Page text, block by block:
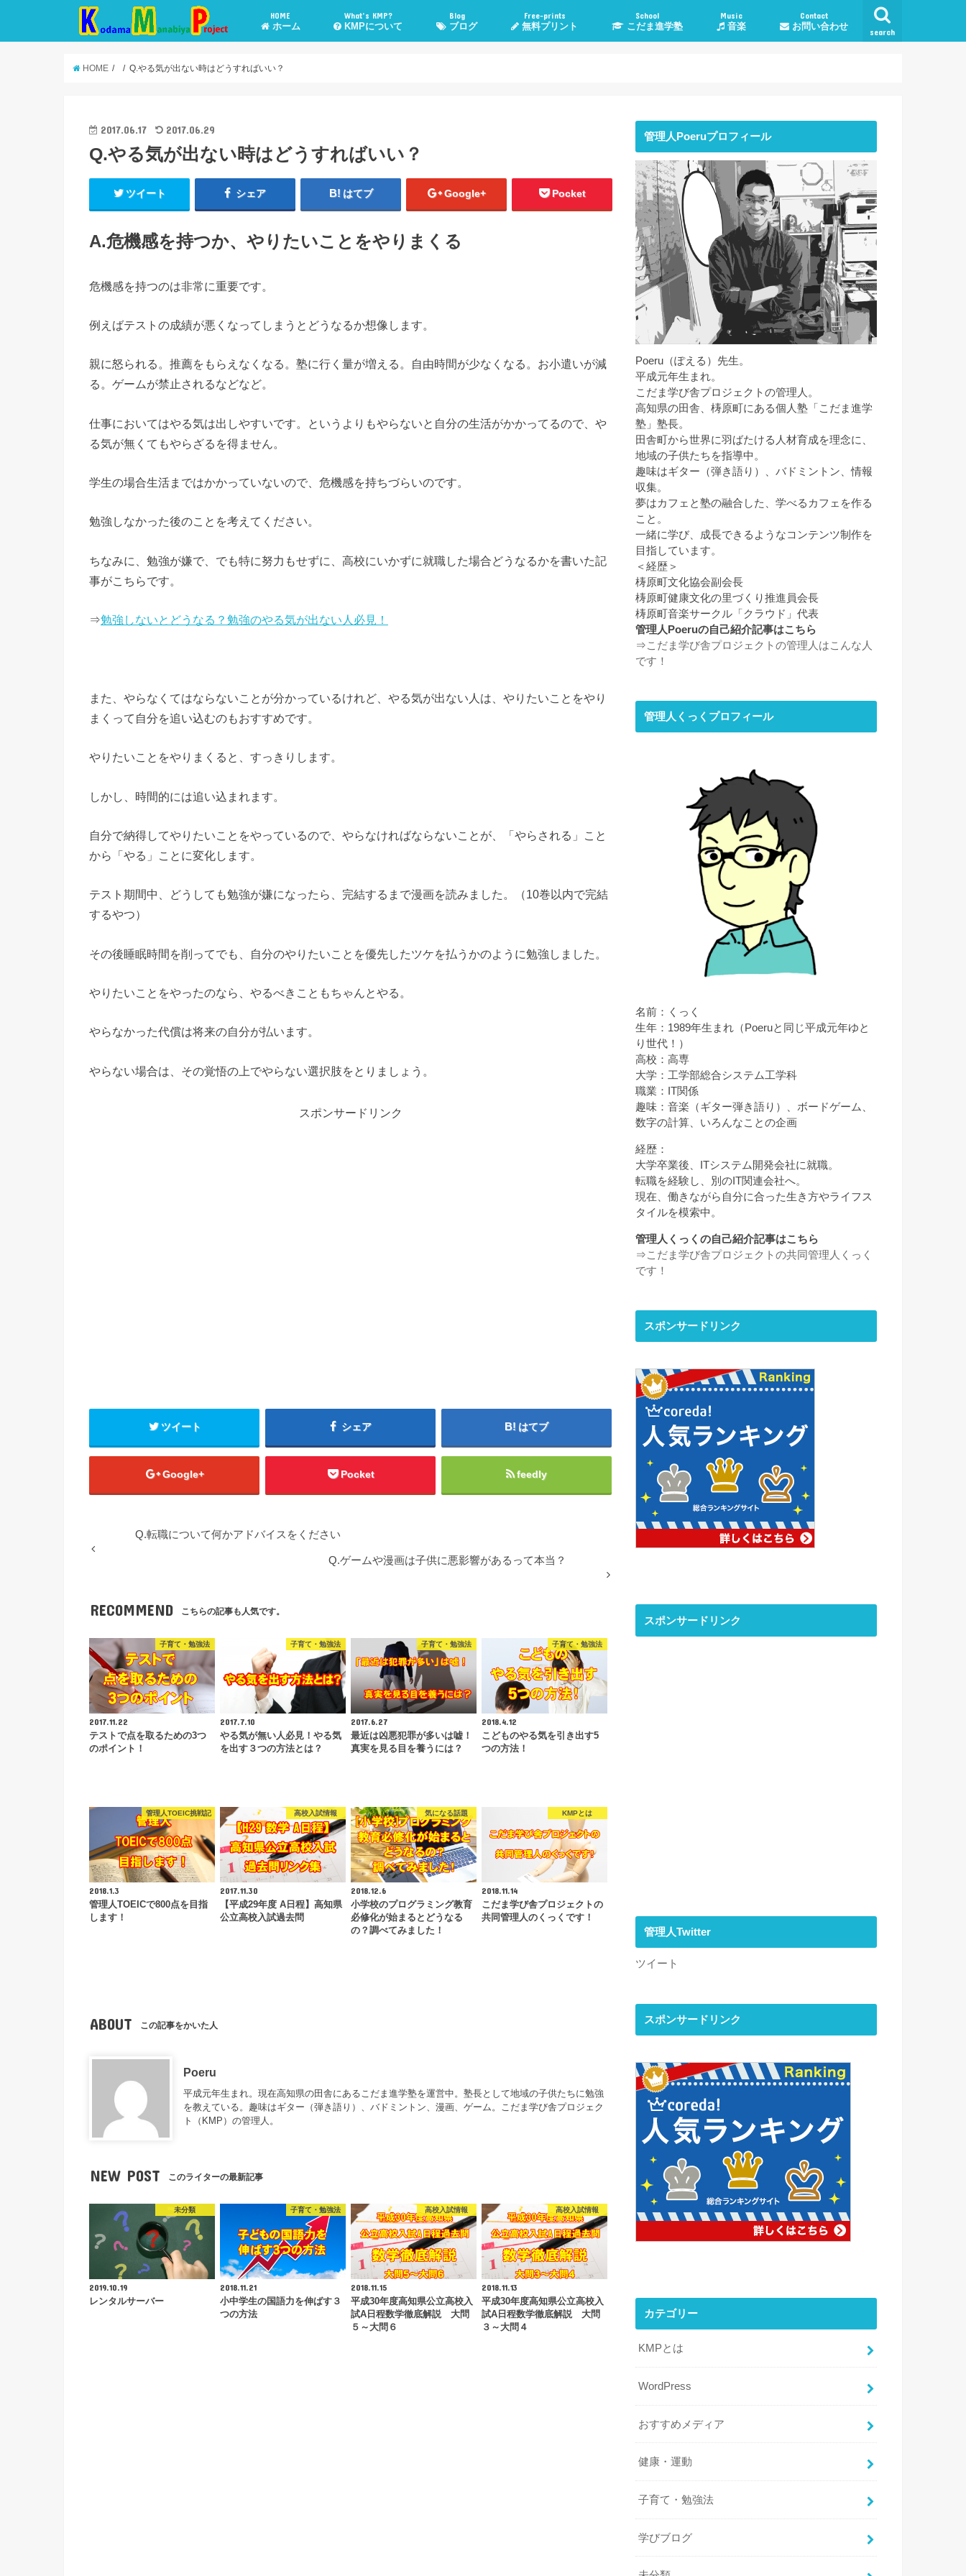
search
HOME
ホーム
What’s KMP?
KMPについて
Blog
ブログ
Free-prints
無料プリント
School
こだま進学塾
Music
音楽
Contact
お問い合わせ
HOME Q.やる気が出ない時はどうすればいい？
2017.06.17 2017.06.29
Q.やる気が出ない時はどうすればいい？
ツイート シェア はてブ Google+ Pocket
A.危機感を持つか、やりたいことをやりまくる
危機感を持つのは非常に重要です。
例えばテストの成績が悪くなってしまうとどうなるか想像します。
親に怒られる。推薦をもらえなくなる。塾に行く量が増える。自由時間が少なくなる。お小遣いが減
る。ゲームが禁止されるなどなど。
仕事においてはやる気は出しやすいです。というよりもやらないと自分の生活がかかってるので、や
る気が無くてもやらざるを得ません。
学生の場合生活まではかかっていないので、危機感を持ちづらいのです。
勉強しなかった後のことを考えてください。
ちなみに、勉強が嫌で、でも特に努力もせずに、高校にいかずに就職した場合どうなるかを書いた記
事がこちらです。
⇒勉強しないとどうなる？勉強のやる気が出ない人必見！
また、やらなくてはならないことが分かっているけれど、やる気が出ない人は、やりたいことをやり
まくって自分を追い込むのもおすすめです。
やりたいことをやりまくると、すっきりします。
しかし、時間的には追い込まれます。
自分で納得してやりたいことをやっているので、やらなければならないことが、「やらされる」こと
から「やる」ことに変化します。
テスト期間中、どうしても勉強が嫌になったら、完結するまで漫画を読みました。（10巻以内で完結
するやつ）
その後睡眠時間を削ってでも、自分のやりたいことを優先したツケを払うかのように勉強しました。
やりたいことをやったのなら、やるべきこともちゃんとやる。
やらなかった代償は将来の自分が払います。
やらない場合は、その覚悟の上でやらない選択肢をとりましょう。
スポンサードリンク
ツイート シェア はてブ
Google+ Pocket feedly
Q.転職について何かアドバイスをください
Q.ゲームや漫画は子供に悪影響があるって本当？
RECOMMEND こちらの記事も人気です。
子育て・勉強法
2017.11.22
テストで点を取るための3つ
のポイント！
子育て・勉強法
2017.7.10
やる気が無い人必見！やる気
を出す３つの方法とは？
子育て・勉強法
2017.6.27
最近は凶悪犯罪が多いは嘘！
真実を見る目を養うには？
子育て・勉強法
2018.4.12
こどものやる気を引き出す5
つの方法！
管理人TOEIC挑戦記
2018.1.3
管理人TOEICで800点を目指
します！
高校入試情報
2017.11.30
【平成29年度 A日程】高知県
公立高校入試過去問
気になる話題
2018.12.6
小学校のプログラミング教育
必修化が始まるとどうなる
の？調べてみました！
KMPとは
2018.11.14
こだま学び舎プロジェクトの
共同管理人のくっくです！
ABOUT この記事をかいた人
Poeru
平成元年生まれ。現在高知県の田舎にあるこだま進学塾を運営中。塾長として地域の子供たちに勉強
を教えている。趣味はギター（弾き語り）、バドミントン、漫画、ゲーム。こだま学び舎プロジェク
ト（KMP）の管理人。
NEW POST このライターの最新記事
未分類
2019.10.19
レンタルサーバー
子育て・勉強法
2018.11.21
小中学生の国語力を伸ばす３
つの方法
高校入試情報
2018.11.15
平成30年度高知県公立高校入
試A日程数学徹底解説 大問
５～大問６
高校入試情報
2018.11.13
平成30年度高知県公立高校入
試A日程数学徹底解説 大問
３～大問４
管理人Poeruプロフィール
Poeru（ぽえる）先生。
平成元年生まれ。
こだま学び舎プロジェクトの管理人。
高知県の田舎、梼原町にある個人塾「こだま進学
塾」塾長。
田舎町から世界に羽ばたける人材育成を理念に、
地域の子供たちを指導中。
趣味はギター（弾き語り）、バドミントン、情報
収集。
夢はカフェと塾の融合した、学べるカフェを作る
こと。
一緒に学び、成長できるようなコンテンツ制作を
目指しています。
＜経歴＞
梼原町文化協会副会長
梼原町健康文化の里づくり推進員会長
梼原町音楽サークル「クラウド」代表
管理人Poeruの自己紹介記事はこちら
⇒こだま学び舎プロジェクトの管理人はこんな人
です！
管理人くっくプロフィール
名前：くっく
生年：1989年生まれ（Poeruと同じ平成元年ゆと
り世代！）
高校：高専
大学：工学部総合システム工学科
職業：IT関係
趣味：音楽（ギター弾き語り）、ボードゲーム、
数字の計算、いろんなことの企画
経歴：
大学卒業後、ITシステム開発会社に就職。
転職を経験し、別のIT関連会社へ。
現在、働きながら自分に合った生き方やライフス
タイルを模索中。
管理人くっくの自己紹介記事はこちら
⇒こだま学び舎プロジェクトの共同管理人くっく
です！
スポンサードリンク
スポンサードリンク
管理人Twitter
ツイート
スポンサードリンク
カテゴリー
KMPとは
WordPress
おすすめメディア
健康・運動
子育て・勉強法
学びブログ